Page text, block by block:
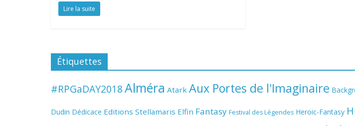
Lire la suite
Étiquettes
#RPGaDAY2018Alméra Atark Aux Portes de l'Imaginaire
Dudin Dédicace Editions Stellamaris Elfin Fantasy Festival des Légendes Heroic-Fantasy